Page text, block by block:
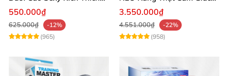
Đỉnh Cao
550.000₫
625.000₫
-12%
(965)
Thật, App Điều Khiển
3.550.000₫
4.551.000₫
-22%
(958)